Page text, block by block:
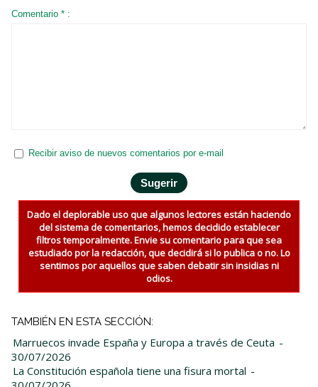
Comentario * :
Recibir aviso de nuevos comentarios por e-mail
Dado el deplorable uso que algunos lectores están haciendo
del sistema de comentarios, hemos decidido establecer
filtros temporalmente. Envie su comentario para que sea
estudiado por la redacción, que decidirá si lo publica o no. Lo
sentimos por aquellos que saben debatir sin insidias ni
odios.
TAMBIÉN EN ESTA SECCIÓN:
Marruecos invade España y Europa a través de Ceuta -
30/07/2026
La Constitución española tiene una fisura mortal -